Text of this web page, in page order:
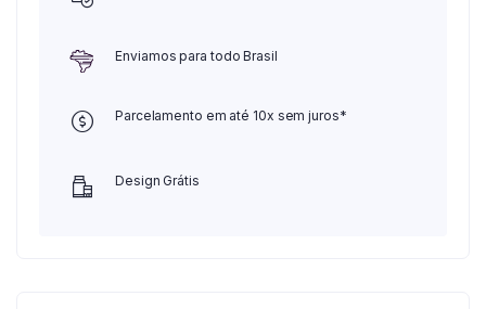
Enviamos para todo Brasil
Parcelamento em até 10x sem juros*
Design Grátis